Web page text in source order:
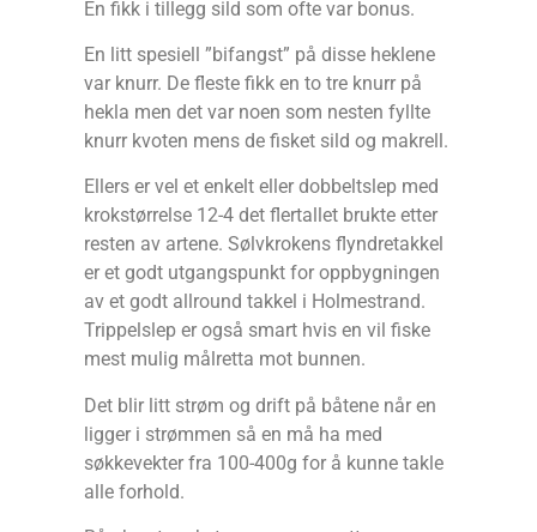
En fikk i tillegg sild som ofte var bonus.
En litt spesiell ”bifangst” på disse heklene
var knurr. De fleste fikk en to tre knurr på
hekla men det var noen som nesten fyllte
knurr kvoten mens de fisket sild og makrell.
Ellers er vel et enkelt eller dobbeltslep med
krokstørrelse 12-4 det flertallet brukte etter
resten av artene. Sølvkrokens flyndretakkel
er et godt utgangspunkt for oppbygningen
av et godt allround takkel i Holmestrand.
Trippelslep er også smart hvis en vil fiske
mest mulig målretta mot bunnen.
Det blir litt strøm og drift på båtene når en
ligger i strømmen så en må ha med
søkkevekter fra 100-400g for å kunne takle
alle forhold.